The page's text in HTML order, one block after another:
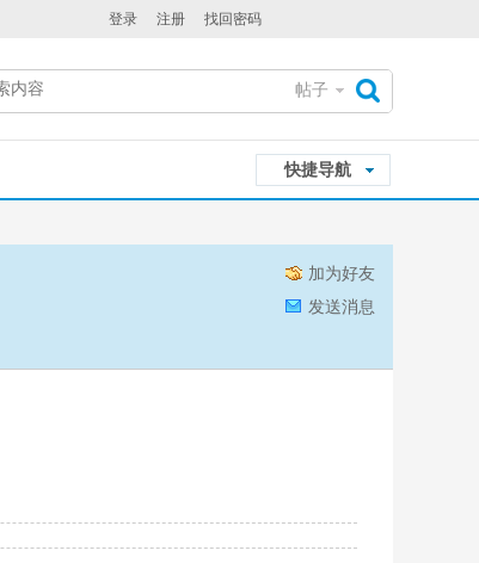
登录 注册 找回密码
帖子
快捷导航
加为好友
发送消息